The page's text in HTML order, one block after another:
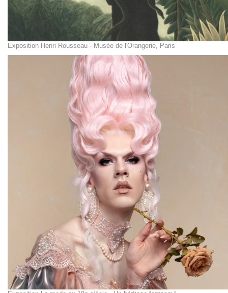
Exposition Henri Rousseau - Musée de l'Orangerie, Paris